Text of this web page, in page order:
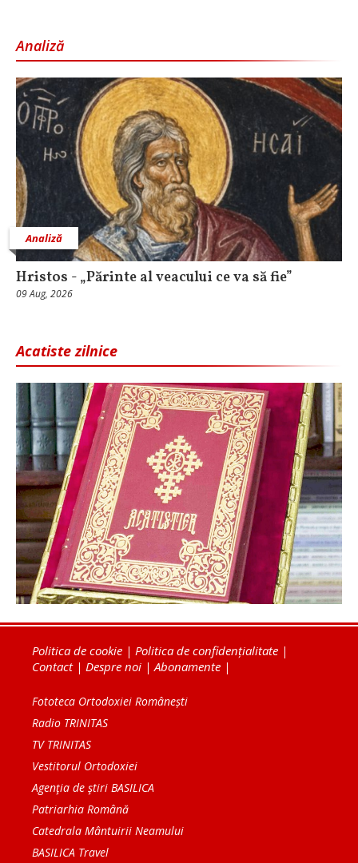
Analiză
Analiză
Hristos - „Părinte al veacului ce va să fie”
09 Aug, 2026
Acatiste zilnice
Politica de cookie | Politica de confidențialitate |
Contact| Despre noi | Abonamente |
Fototeca Ortodoxiei Românești
Radio TRINITAS
TV TRINITAS
Vestitorul Ortodoxiei
Agenţia de ştiri BASILICA
Patriarhia Română
Catedrala Mântuirii Neamului
BASILICA Travel